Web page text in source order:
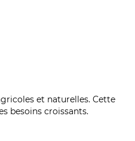
et naturelles. Cette
besoins croissants.